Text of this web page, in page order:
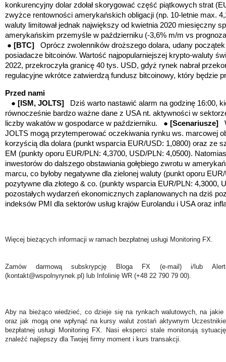
konkurencyjny dolar zdołał skorygować część piątkowych strat
zwyżce rentowności amerykańskich obligacji (np. 10-letnie max.
waluty limitował jednak największy od kwietnia 2020 miesięczny
amerykańskim przemyśle w październiku (-3,6% m/m vs
● [BTC] Oprócz zwolenników droższego dolara, udany
posiadacze bitcoinów. Wartość najpopularniejszej krypto-waluty
2022, przekroczyła granicę 40 tys. USD, gdyż rynek nabrał
regulacyjne wkrótce zatwierdzą fundusz bitcoinowy, który będzie
Przed nami
● [ISM, JOLTS]
Dziś warto nastawić alarm na godzinę 16:00,
równocześnie bardzo ważne dane z USA nt. aktywności w
liczby wakatów w gospodarce w październiku. ● [Scenariusze]
JOLTS mogą przytemperować oczekiwania rynku ws. marcowej
korzyścią dla dolara (punkt wsparcia EUR/USD: 1,0800) oraz ze
EM (punkty oporu EUR/PLN: 4,3700, USD/PLN: 4,0500).
inwestorów do dalszego obstawiania gołębiego zwrotu w
marcu, co byłoby negatywne dla zielonej waluty (punkt oporu
pozytywne dla złotego & co. (punkty wsparcia EUR/PLN: 4,3000,
pozostałych wydarzeń ekonomicznych zaplanowanych na dziś
indeksów PMI dla sektorów usług krajów Eurolandu i USA oraz
Więcej bieżących informacji w ramach bezpłatnej usługi Monitoring FX.
Zamów darmową subskrypcję Bloga FX (e-mail) i/lub
(kontakt@wspolnyrynek.pl) lub Infolinię WR (+48 22 790 79 00).
Aby na bieżąco wiedzieć, co dzieje się na rynkach walutowych, na
oraz jak mogą one wpłynąć na kursy walut zostań aktywnym
bezpłatnej usługi Monitoring FX. Nasi eksperci stale monitorują
znaleźć najlepszy dla Twojej firmy moment i kurs transakcji.